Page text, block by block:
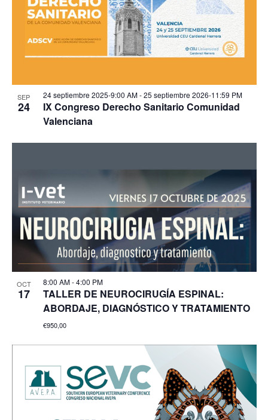
SEP
24
24 septiembre 2025-9:00 AM-25 septiembre 2026-11:59 PM
IX Congreso Derecho Sanitario Comunidad
Valenciana
OCT
17
8:00 AM-4:00 PM
TALLER DE NEUROCIRUGÍA ESPINAL:
ABORDAJE, DIAGNÓSTICO Y TRATAMIENTO
€950,00